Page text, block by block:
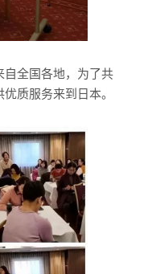
全国各地，为了共
质服务来到日本。